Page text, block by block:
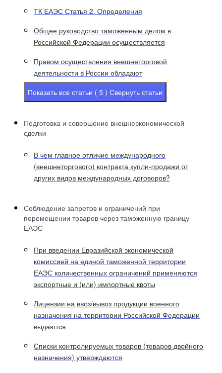
ТК ЕАЭС Статья 2. Определения
Общее руководство таможенным делом в
Российской Федерации осуществляется
Правом осуществления внешнеторговой
деятельности в России обладают
Показать все статьи ( 5 ) Свернуть статьи
Подготовка и совершение внешнеэкономической
сделки
В чем главное отличие международного
(внешнеторгового) контракта купли-продажи от
других видов международных договоров?
Соблюдение запретов и ограничений при
перемещении товаров через таможенную границу
ЕАЭС
При введении Евразийской экономической
комиссией на единой таможенной территории
ЕАЭС количественных ограничений применяются
экспортные и (или) импортные квоты
Лицензии на ввоз/вывоз продукции военного
назначения на территории Российской Федерации
выдаются
Списки контролируемых товаров (товаров двойного
назначения) утверждаются